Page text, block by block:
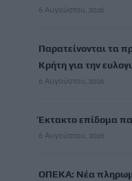
6 Αυγούστου, 2026
Παρατείνονται τα
Κρήτη για την
6 Αυγούστου, 2026
Έκτακτο επίδομα
6 Αυγούστου, 2026
ΟΠΕΚΑ: Νέα